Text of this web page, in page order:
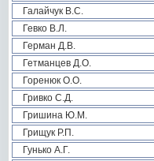
Галайчук В.С.
Гевко В.Л.
Герман Д.В.
Гетманцев Д.О.
Горенюк О.О.
Гривко С.Д.
Гришина Ю.М.
Грищук Р.П.
Гунько А.Г.